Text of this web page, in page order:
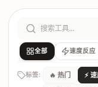
全部 速度反应
标签: 🔥 热门 ⚡